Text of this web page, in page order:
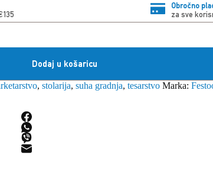
Obročno
za sve
Dodaj u košaricu
, stolarija, suha gradnja, tesarstvo Marka: